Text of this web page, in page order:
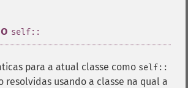
self::
para a atual classe como self::
resolvidas usando a classe na qual a